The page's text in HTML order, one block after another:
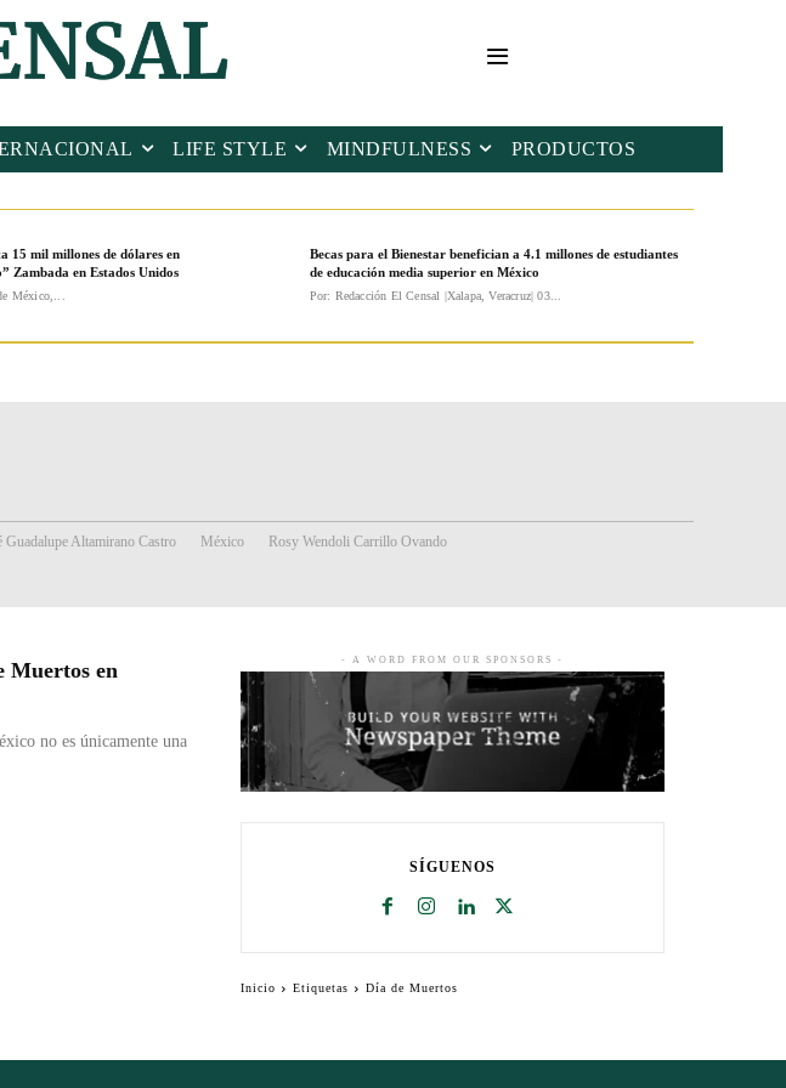
LIFE STYLE MINDFULNESS PRODUCTOS
15 mil millones de dólares en
Zambada en Estados Unidos
México,...
Becas para el Bienestar benefician a 4.1 millones de estudiantes
de educación media superior en México
Por: Redacción El Censal |Xalapa, Veracruz| 03...
Guadalupe Altamirano Castro México Rosy Wendoli Carrillo Ovando
Muertos en
no es únicamente una
- A WORD FROM OUR SPONSORS -
SÍGUENOS
Inicio Etiquetas Día de Muertos